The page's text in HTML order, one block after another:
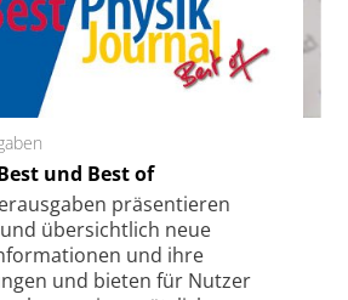
und Best of
präsentieren
übersichtlich neue
und ihre
und bieten für Nutzer
auf
kleinstem Raum